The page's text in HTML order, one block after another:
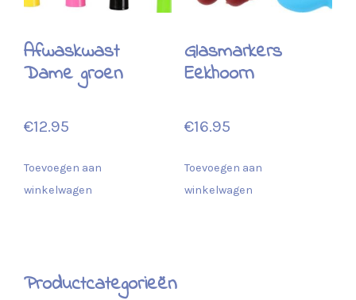
Afwaskwast
Dame groen
€12.95
Toevoegen aan
winkelwagen
Glasmarkers
Eekhoorn
€16.95
Toevoegen aan
winkelwagen
Productcategorieën